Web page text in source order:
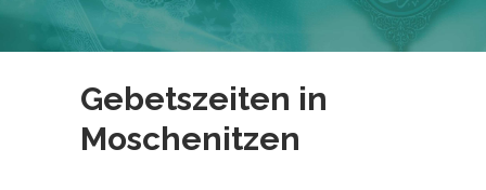
Gebetszeiten in
Moschenitzen